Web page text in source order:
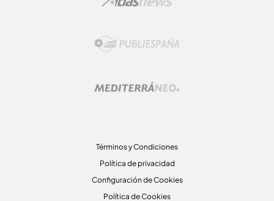
Términos y Condiciones
Política de privacidad
Configuración de Cookies
Política de Cookies